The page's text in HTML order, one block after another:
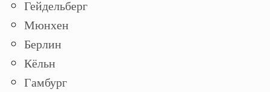
Гейдельберг
Мюнхен
Берлин
Кёльн
Гамбург